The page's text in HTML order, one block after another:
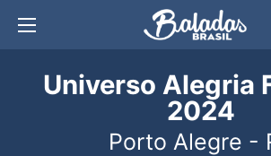
Universo Alegria
2024
Porto Alegre -